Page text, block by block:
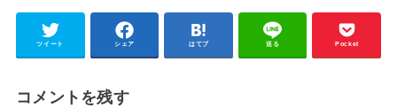
ツイート シェア はてブ 送る Pocket
コメントを残す